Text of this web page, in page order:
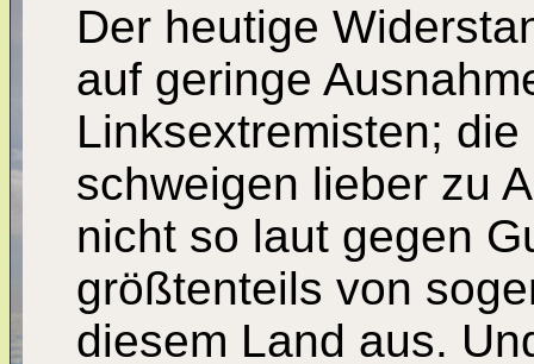
Der heutige
auf geringe
Linksextremisten;
schweigen lieber zu
nicht so laut gegen
größtenteils von
diesem Land aus.